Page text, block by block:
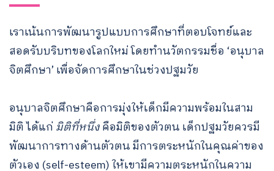
เราเน้นการพัฒนารูปแบบการศึกษาที่ตอบโจทย์และ
สอดรับบริบทของโลกใหม่ โดยทำนวัตกรรมชื่อ ‘อนุบาล
จิตศึกษา’ เพื่อจัดการศึกษาในช่วงปฐมวัย
อนุบาลจิตศึกษาคือการมุ่งให้เด็กมีความพร้อมในสาม
มิติ ได้แก่มิติที่หนึ่งคือมิติของตัวตน เด็กปฐมวัยควรมี
พัฒนาการทางด้านตัวตน มีการตระหนักในคุณค่าของ
ตัวเอง (self-esteem) ให้เขามีความตระหนักในความ